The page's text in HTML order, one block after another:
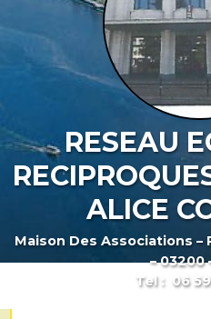
RESEAU
ALICE
Maison Des Associations –
– 03200
Tel : 06